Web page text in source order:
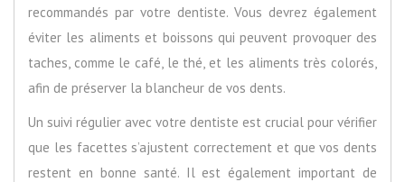
recommandés par votre dentiste. Vous devrez également
éviter les aliments et boissons qui peuvent provoquer des
taches, comme le café, le thé, et les aliments très colorés,
afin de préserver la blancheur de vos dents.
Un suivi régulier avec votre dentiste est crucial pour vérifier
que les facettes s’ajustent correctement et que vos dents
restent en bonne santé. Il est également important de